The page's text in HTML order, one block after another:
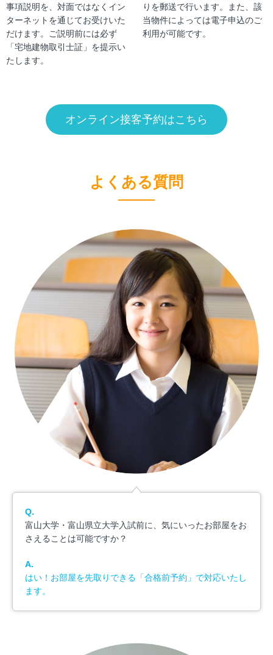
事項説明を、対面ではなくイン
ターネットを通じてお受けいた
だけます。ご説明前には必ず
「宅地建物取引士証」を提示い
たします。
りを郵送で行います。また、該
当物件によっては電子申込のご
利用が可能です。
オンライン接客予約はこちら
よくある質問
Q.
富山大学・富山県立大学入試前に、気にいったお部屋をお
さえることは可能ですか？
A.
はい！お部屋を先取りできる「合格前予約」で対応いたし
ます。